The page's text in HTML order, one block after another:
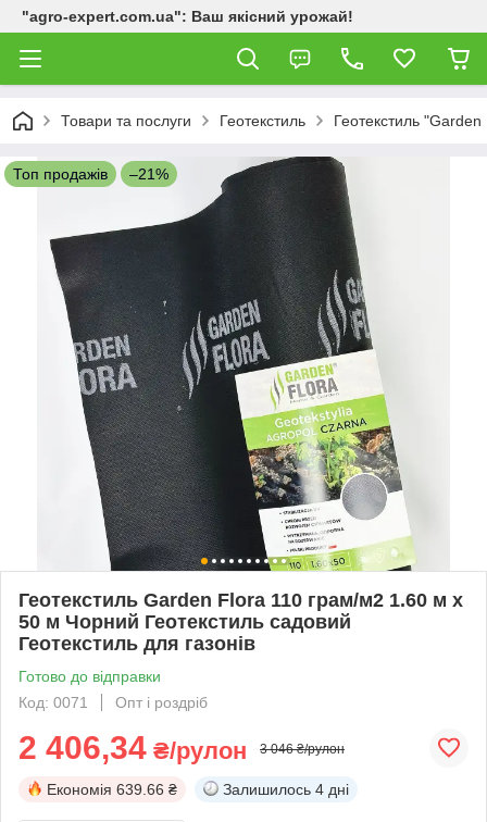
"agro-expert.com.ua": Ваш якісний урожай!
Товари та послуги Геотекстиль Геотекстиль
Топ продажів –21%
Геотекстиль Garden Flora 110 грам/м2 1.60 м х
50 м Чорний Геотекстиль садовий
Геотекстиль для газонів
Готово до відправки
Код: 0071
Опт і роздріб
2 406,34 ₴/рулон 3 046 ₴/рулон
Економія 639.66 ₴ Залишилось 4 дні